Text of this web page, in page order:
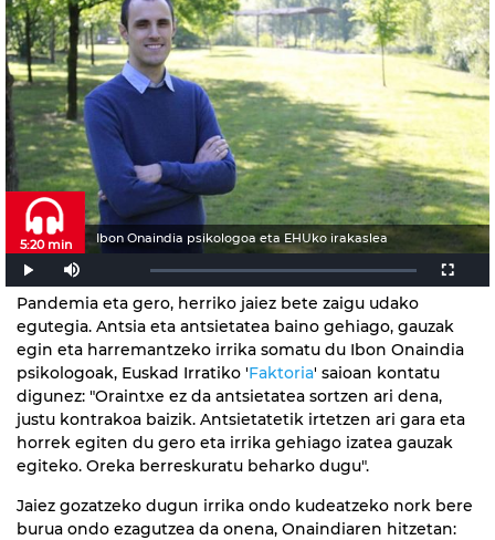
Ibon Onaindia psikologoa eta EHUko irakaslea
5:20 min
Pandemia eta gero, herriko jaiez bete zaigu udako
egutegia. Antsia eta antsietatea baino gehiago, gauzak
egin eta harremantzeko irrika somatu du Ibon Onaindia
psikologoak, Euskad Irratiko 'Faktoria' saioan kontatu
digunez: "Oraintxe ez da antsietatea sortzen ari dena,
justu kontrakoa baizik. Antsietatetik irtetzen ari gara eta
horrek egiten du gero eta irrika gehiago izatea gauzak
egiteko. Oreka berreskuratu beharko dugu".
Jaiez gozatzeko dugun irrika ondo kudeatzeko nork bere
burua ondo ezagutzea da onena, Onaindiaren hitzetan: